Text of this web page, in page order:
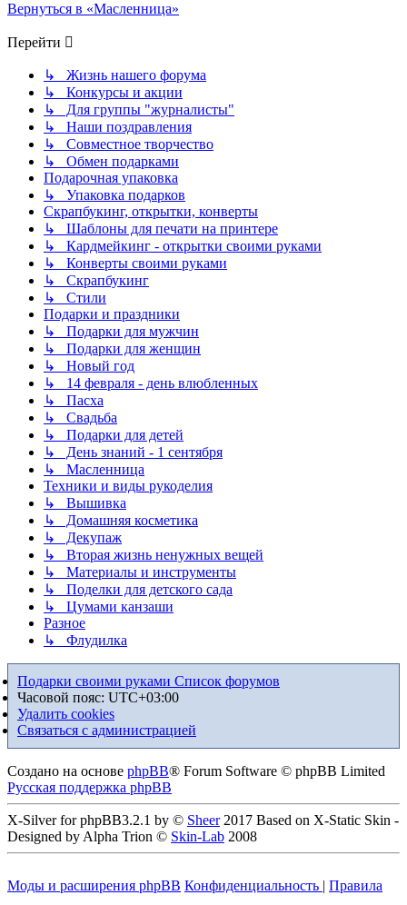
Вернуться в «Масленница»
Перейти
↳ Жизнь нашего форума
↳ Конкурсы и акции
↳ Для группы "журналисты"
↳ Наши поздравления
↳ Совместное творчество
↳ Обмен подарками
Подарочная упаковка
↳ Упаковка подарков
Скрапбукинг, открытки, конверты
↳ Шаблоны для печати на принтере
↳ Кардмейкинг - открытки своими руками
↳ Конверты своими руками
↳ Скрапбукинг
↳ Стили
Подарки и праздники
↳ Подарки для мужчин
↳ Подарки для женщин
↳ Новый год
↳ 14 февраля - день влюбленных
↳ Пасха
↳ Свадьба
↳ Подарки для детей
↳ День знаний - 1 сентября
↳ Масленница
Техники и виды рукоделия
↳ Вышивка
↳ Домашняя косметика
↳ Декупаж
↳ Вторая жизнь ненужных вещей
↳ Материалы и инструменты
↳ Поделки для детского сада
↳ Цумами канзаши
Разное
↳ Флудилка
Подарки своими руками Список форумов
Часовой пояс: UTC+03:00
Удалить cookies
Связаться с администрацией
Создано на основе phpBB® Forum Software © phpBB Limited
Русская поддержка phpBB
X-Silver for phpBB3.2.1 by © Sheer2017 Based on X-Static Skin -
Designed by Alpha Trion © Skin-Lab 2008
Моды и расширения phpBB Конфиденциальность | Правила